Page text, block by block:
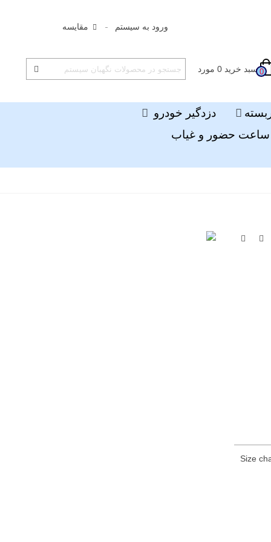
ورود به سیستم مقایسه
0 سبد خرید 0 مورد
دزدگیر خودرو
ساعت حضور و غیاب
Size